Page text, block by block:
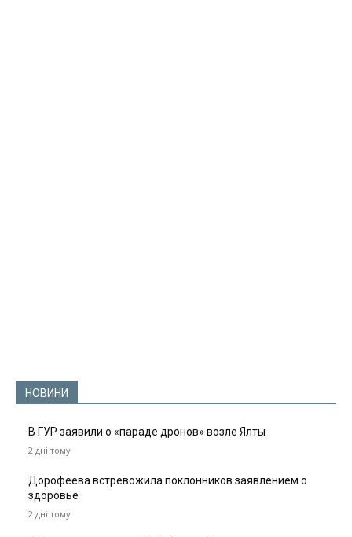
НОВИНИ
В ГУР заявили о «параде дронов» возле Ялты
2 дні тому
Дорофеева встревожила поклонников заявлением о
здоровье
2 дні тому